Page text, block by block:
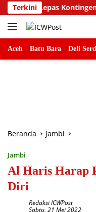
Langsung
ke
konten
Terkini
Kontingen Pramuka
Aceh Batu Bara Deli
Beranda Jambi
Jambi
Al Haris Harap
Diri
Redaksi ICWPost
Sabtu, 21 Mei 2022